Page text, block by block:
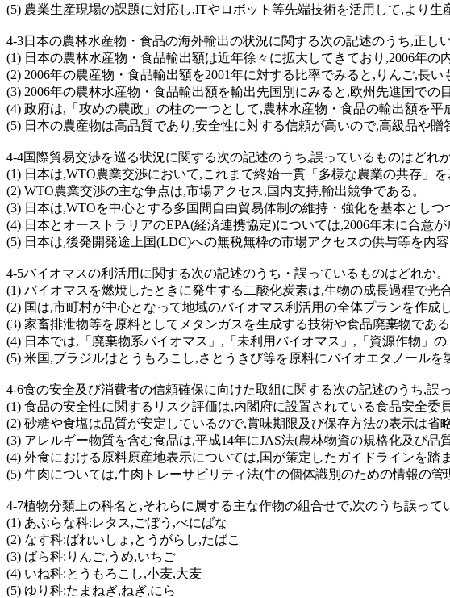
(5) 農業生産現場の課題に対応し,ITやロボット等先端技術を活用して,より
4-3日本の農林水産物・食品の海外輸出の状況に関する次の記述のうち,正し
(1) 日本の農林水産物・食品輸出額は近年徐々に拡大してきており,2006年
(2) 2006年の農産物・食品輸出額を2001年に対する比率でみると,りんご,長
(3) 2006年の農林水産物・食品輸出額を輸出先国別にみると,欧州先進国で
(4) 政府は,「攻めの農政」の柱の一つとして,農林水産物・食品の輸出額を平
(5) 日本の農産物は高品質であり,安全性に対する信頼が高いので,高級品や贈
4-4国際貿易交渉を巡る状況に関する次の記述のうち,誤っているものはどれか
(1) 日本は,WTO農業交渉において,これまで終始一貫「多様な農業の共存」
(2) WTO農業交渉の主な争点は,市場アクセス,国内支持,輸出競争である。
(3) 日本は,WTOを中心とする多国間自由貿易体制の維持・強化を基本とし
(4) 日本とオーストラリアのEPA(経済連携協定)については,2006年末に合意が
(5) 日本は,後発開発途上国(LDC)への無税無枠の市場アクセスの供与等を内
4-5バイオマスの利活用に関する次の記述のうち・誤っているものはどれか。
(1) バイオマスを燃焼したときに発生する二酸化炭素は,生物の成長過程で
(2) 国は,市町村が中心となって地域のバイオマス利活用の全体プランを作成
(3) 家畜排泄物等を原料としてメタンガスを生成する技術や食品廃棄物であ
(4) 日本では,「廃棄物系バイオマス」,「未利用バイオマス」,「資源作物」
(5) 米国,ブラジルはとうもろこし,さとうきび等を原料にバイオエタノール
4-6食の安全及び消費者の信頼確保に向けた取組に関する次の記述のうち,誤
(1) 食品の安全性に関するリスク評価は,内閣府に設置されている食品安全委
(2) 砂糖や食塩は品質が安定しているので,賞味期限及び保存方法の表示は省
(3) アレルギー物質を含む食品は,平成14年にJAS法(農林物資の規格化及び
(4) 外食における原料原産地表示については,国が策定したガイドラインを踏
(5) 牛肉については,牛肉トレーサビリティ法(牛の個体識別のための情報の
4-7植物分類上の科名と,それらに属する主な作物の組合せで,次のうち誤って
(1) あぶらな科:レタス,ごぼう,べにばな
(2) なす科:ばれいしょ,とうがらし,たばこ
(3) ばら科:りんご,うめ,いちご
(4) いね科:とうもろこし,小麦,大麦
(5) ゆり科:たまねぎ,ねぎ,にら